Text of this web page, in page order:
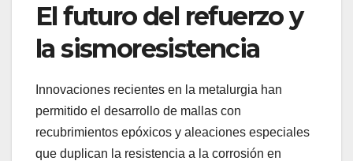
El futuro del refuerzo y
la sismoresistencia
Innovaciones recientes en la metalurgia han
permitido el desarrollo de mallas con
recubrimientos epóxicos y aleaciones especiales
que duplican la resistencia a la corrosión en